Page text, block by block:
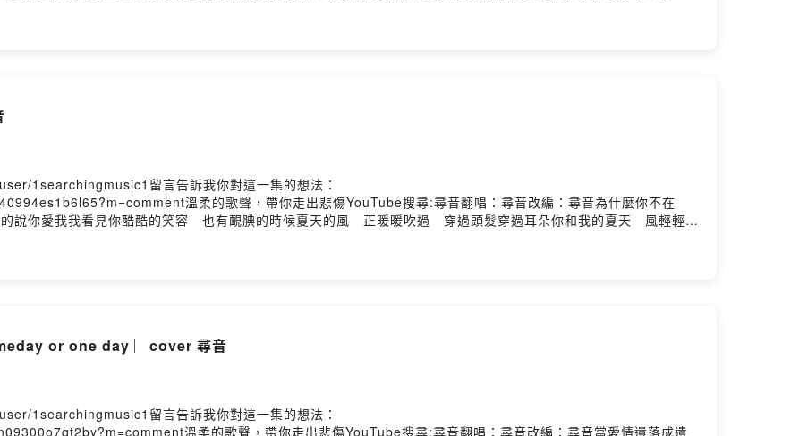
恨我像愛我一樣發自內心的堅決你敢不敢 愛一個人如此卑微你敢不敢 無視我止不住的眼淚你敢不敢 說這段感情的
1searchingmusic1留言告訴我你對這一集的想法：
溫柔的歌聲，帶你走出悲傷YouTube搜尋:尋音翻唱：尋音改編：尋音為什麼你不在
說你愛我我看見你酷酷的笑容 也有靦腆的時候夏天的風 正暖暖吹過 穿過頭髮穿過耳朵你和我的夏天 風輕輕說
溫度夏天的風 我永遠記得 清清楚楚的說你愛我我看見你酷酷的笑容 也有靦腆的時候夏天的風 正暖暖吹過
by Firstory Hosting
or one day ︳cover 尋音
1searchingmusic1留言告訴我你對這一集的想法：
溫柔的歌聲，帶你走出悲傷YouTube搜尋:尋音翻唱：尋音改編：尋音當愛情遺落成遺